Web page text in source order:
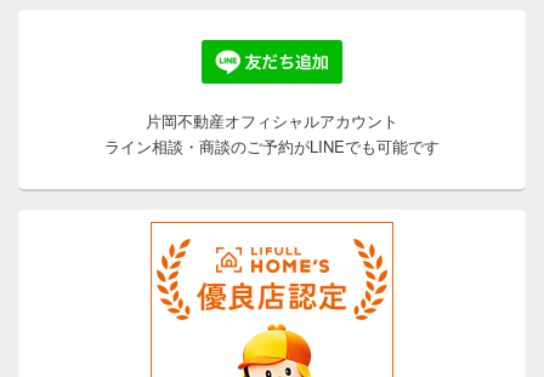
片岡不動産オフィシャルアカウント
ライン相談・商談のご予約がLINEでも可能です